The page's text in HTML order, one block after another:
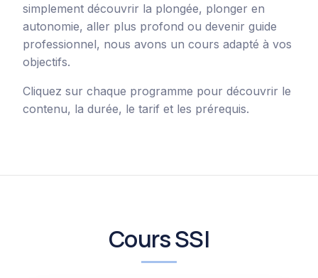
simplement découvrir la plongée, plonger en
autonomie, aller plus profond ou devenir guide
professionnel, nous avons un cours adapté à vos
objectifs.
Cliquez sur chaque programme pour découvrir le
contenu, la durée, le tarif et les prérequis.
Cours SSI